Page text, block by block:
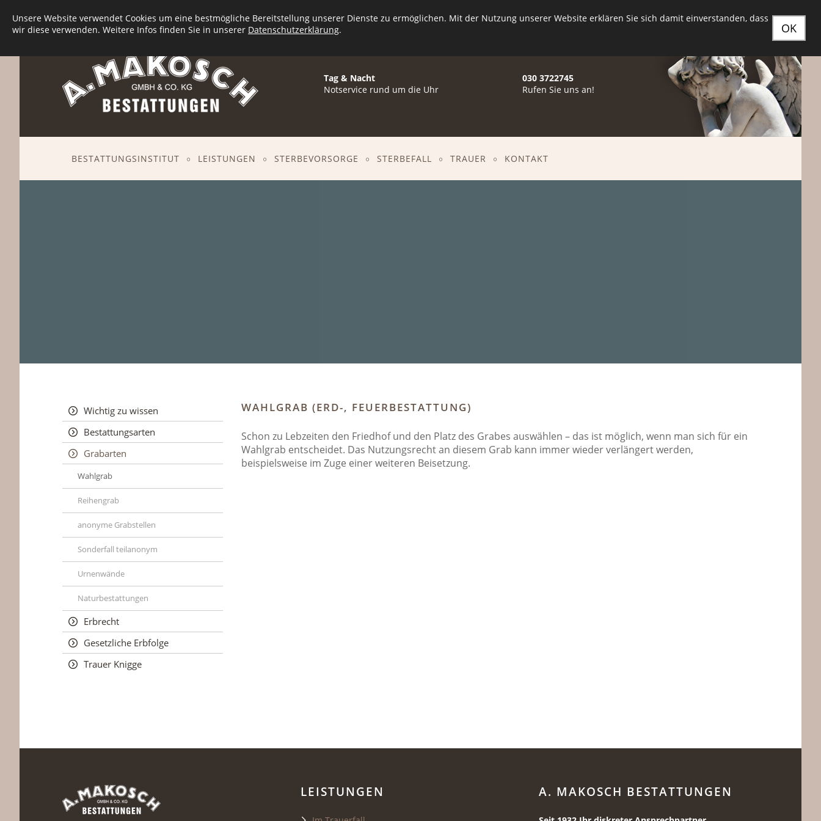
Seit1932an Ihrer Seite - inBerlin-Spandauund Umgebung Pionierstr. 61 - 13589 Berlin / amakoschgmbh@web.de
Tag & Nacht
Notservice rund um die Uhr
030 3722745
Rufen Sie uns an!
BESTATTUNGSINSTITUT LEISTUNGEN STERBEVORSORGE STERBEFALL TRAUER KONTAKT
Wichtig zu wissen
Bestattungsarten
Grabarten
Wahlgrab
Reihengrab
anonyme Grabstellen
Sonderfall teilanonym
Urnenwände
Naturbestattungen
Erbrecht
Gesetzliche Erbfolge
Trauer Knigge
WAHLGRAB (ERD-, FEUERBESTATTUNG)
Schon zu Lebzeiten den Friedhof und den Platz des Grabes auswählen – das ist möglich, wenn man sich für ein
Wahlgrab entscheidet. Das Nutzungsrecht an diesem Grab kann immer wieder verlängert werden,
beispielsweise im Zuge einer weiteren Beisetzung.
LEISTUNGEN A. MAKOSCH BESTATTUNGEN
OK
Unsere Website verwendet Cookies um eine bestmögliche Bereitstellung unserer Dienste zu ermöglichen. Mit der Nutzung unserer Website erklären Sie sich damit einverstanden, dass
wir diese verwenden. Weitere Infos finden Sie in unserer Datenschutzerklärung.